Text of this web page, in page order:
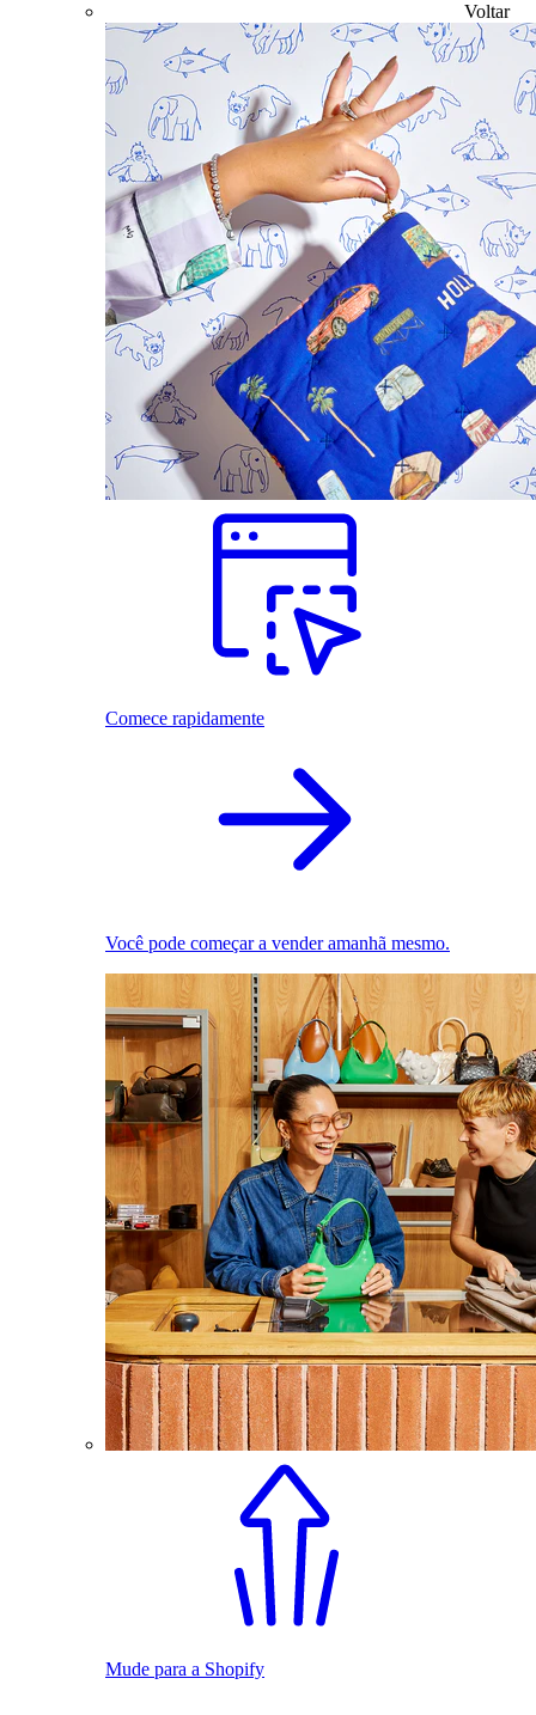
Voltar
Comece rapidamente
Você pode começar a vender amanhã mesmo.
Mude para a Shopify